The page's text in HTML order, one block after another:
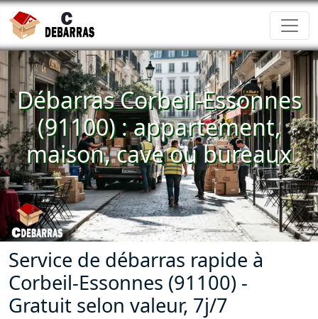
Débarras Corbeil-Essonnes
(91100) : appartement,
maison, cave ou bureaux
Service de débarras rapide à
Corbeil-Essonnes (91100) -
Gratuit selon valeur, 7j/7